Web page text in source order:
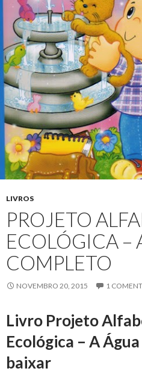
LIVROS
PROJETO
ECOLÓGICA –
COMPLETO
NOVEMBRO 20, 2015 1
Livro Projeto
Ecológica – A
baixar